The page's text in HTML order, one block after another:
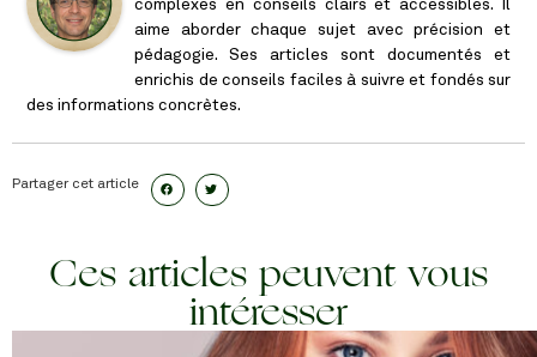
complexes en conseils clairs et accessibles. Il
aime aborder chaque sujet avec précision et
pédagogie. Ses articles sont documentés et
enrichis de conseils faciles à suivre et fondés sur
des informations concrètes.
Partager cet article
Ces articles peuvent vous
intéresser